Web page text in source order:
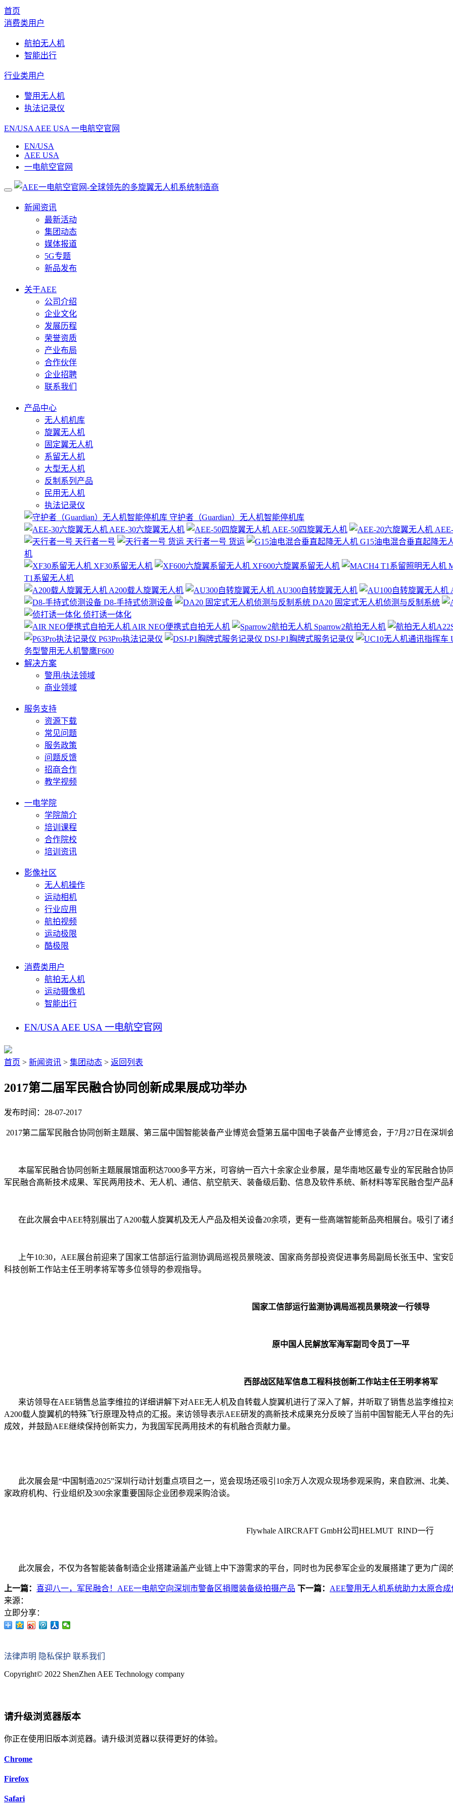
首页
消费类用户
航拍无人机
智能出行
行业类用户
警用无人机
执法记录仪
EN/USA AEE USA 一电航空官网
EN/USA
AEE USA
一电航空官网
新闻资讯
最新活动
集团动态
媒体报道
5G专题
新品发布
关于AEE
公司介绍
企业文化
发展历程
荣誉资质
产业布局
合作伙伴
企业招聘
联系我们
产品中心
无人机机库
旋翼无人机
固定翼无人机
系留无人机
大型无人机
反制系列产品
民用无人机
执法记录仪
守护者（Guardian）无人机智能停机库
AEE-30六旋翼无人机
AEE-50四旋翼无人机
天行者一号
天行者一号 货运 G15油电混合垂直起降无
机
XF30系留无人机
XF600六旋翼系留无人机
T1系留无人机
A200载人旋翼无人机
AU300自转旋翼无人机
D8-手持式侦测设备
DA20 固定式无人机侦测与反制系统
侦打诱一体化
AIR NEO便携式自拍无人机
Sparrow2航拍无人机
P63Pro执法记录仪
DSJ-P1胸牌式服务记录仪
务型警用无人机警鹰F600
解决方案
警用/执法领域
商业领域
服务支持
资源下载
常见问题
服务政策
问题反馈
招商合作
教学视频
一电学院
学院简介
培训课程
合作院校
培训资讯
影像社区
无人机操作
运动相机
行业应用
航拍视频
运动极限
酷极限
消费类用户
航拍无人机
运动摄像机
智能出行
EN/USA AEE USA 一电航空官网
首页 > 新闻资讯 > 集团动态 > 返回列表
2017第二届军民融合协同创新成果展成功举办
发布时间：28-07-2017
2017第二届军民融合协同创新主题展、第三届中国智能装备产业博览会暨第五届中国电子装备产业博览会，于7月 27 日在深圳
本届军民融合协同创新主题展展馆面积达7000多平方米，可容纳一百六十余家企业参展，是华南地区最专业的军民融合协
军民融合高新技术成果、军民两用技术、无人机、通信、航空航天、装备级后勤、信息及软件系统、新材料等军民融合型产品
在此次展会中AEE特别展出了A200载人旋翼机及无人产品及相关设备20余项，更有一些高端智能新品亮相展台。吸引了诸
上午10:30， AEE展台前迎来了国家工信部运行监测协调局巡视员景晓波、国家商务部投资促进事务局副局长张玉中、宝
科技创新工作站主任王明孝将军等多位领导的参观指导。
国家工信部运行监测协调局巡视员景晓波一行领导
原中国人民解放军海军副司令员丁一平
西部战区陆军信息工程科技创新工作站主任王明孝将军
来访领导在AEE销售总监李维拉的详细讲解下对AEE无人机及自转载人旋翼机进行了深入了解，并听取了销售总监李维拉
A200载人旋翼机的特殊飞行原理及特点的汇报。来访领导表示AEE研发的高新技术成果充分反映了当前中国智能无人平台的
成效，并鼓励AEE继续保持创新实力，为我国军民两用技术的有机融合贡献力量。
此次展会是“中国制造2025”深圳行动计划重点项目之一，览会现场还吸引 10余万人次观众现场参观采购，来自欧洲、北美
家政府机构、行业组织及300余家重要国际企业团参观采购洽谈。
Flywhale AIRCRAFT GmbH公司HELMUT RIND一行
此次展会，不仅为各智能装备制造企业搭建涵盖产业链上中下游需求的平台，同时也为民参军企业的发展搭建了更为广阔
上一篇： 喜迎八一，军民融合！AEE一电航空向深圳市警备区捐赠装备级拍摄产品 下一篇： AEE警用无人机系统助力太原合
来源：
立即分享：
法律声明 隐私保护 联系我们
Copyright© 2022 ShenZhen AEE Technology company
请升级浏览器版本
你正在使用旧版本浏览器。请升级浏览器以获得更好的体验。
Chrome
Firefox
Safari